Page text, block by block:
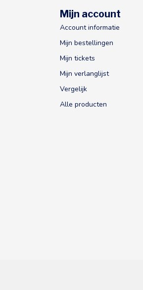
Mijn account
Account informatie
Mijn bestellingen
Mijn tickets
Mijn verlanglijst
Vergelijk
Alle producten